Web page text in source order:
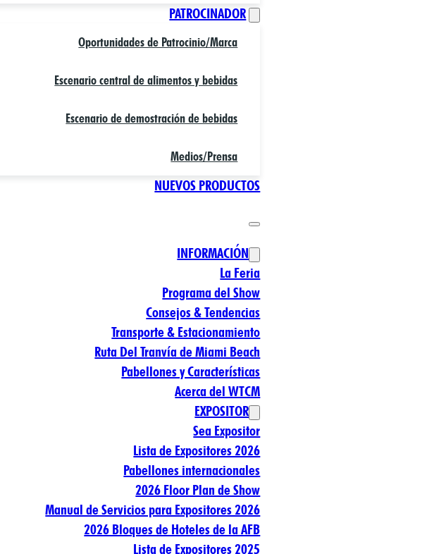
PATROCINADOR
Oportunidades de Patrocinio/Marca
Escenario central de alimentos y bebidas
Escenario de demostración de bebidas
Medios/Prensa
NUEVOS PRODUCTOS
INFORMACIÓN
La Feria
Programa del Show
Consejos & Tendencias
Transporte & Estacionamiento
Ruta Del Tranvía de Miami Beach
Pabellones y Características
Acerca del WTCM
EXPOSITOR
Sea Expositor
Lista de Expositores 2026
Pabellones internacionales
2026 Floor Plan de Show
Manual de Servicios para Expositores 2026
2026 Bloques de Hoteles de la AFB
Lista de Expositores 2025